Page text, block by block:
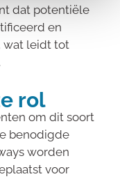
dat potentiële
en
wat leidt tot
rol
om dit soort
benodigde
worden
voor